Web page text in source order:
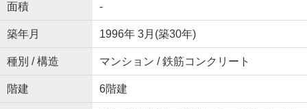
面積 -
築年月 1996年 3月(築30年)
種別 / 構造 マンション / 鉄筋コンクリート
階建 6階建